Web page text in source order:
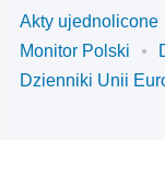
Akty ujednolicone
Monitor Polski
Dzienniki Unii